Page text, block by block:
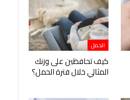
الحمل
كيف تحافظين على وزنك
المثالي خلال فترة الحمل؟